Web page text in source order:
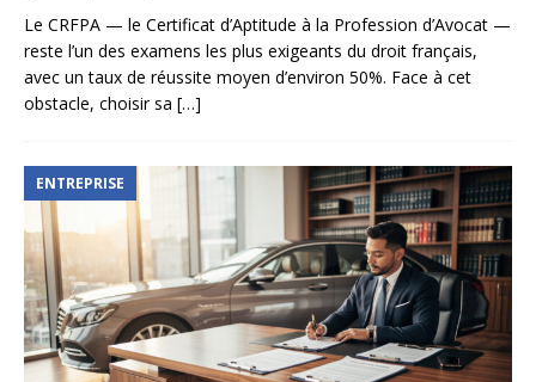
Le CRFPA — le Certificat d’Aptitude à la Profession d’Avocat —
reste l’un des examens les plus exigeants du droit français,
avec un taux de réussite moyen d’environ 50%. Face à cet
obstacle, choisir sa […]
ENTREPRISE